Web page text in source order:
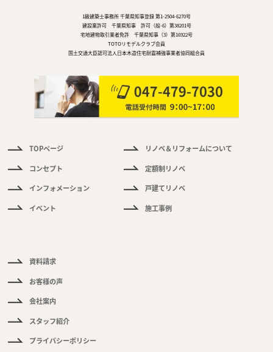
1級建築士事務所 千葉県知事登録 第1-2504-6270号
建設業許可 千葉県知事 許可（般-6）第38201号
宅地建物取引業者免許 千葉県知事（3）第16922号
TOTOリモデルクラブ会員
国土交通大臣認可法人日本木造住宅耐震補強事業者協同組合員
TOPページ
コンセプト
インフォメーション
イベント
リノベ＆リフォームについて
定額制リノベ
戸建てリノベ
施工事例
資料請求
お客様の声
会社案内
スタッフ紹介
プライバシーポリシー